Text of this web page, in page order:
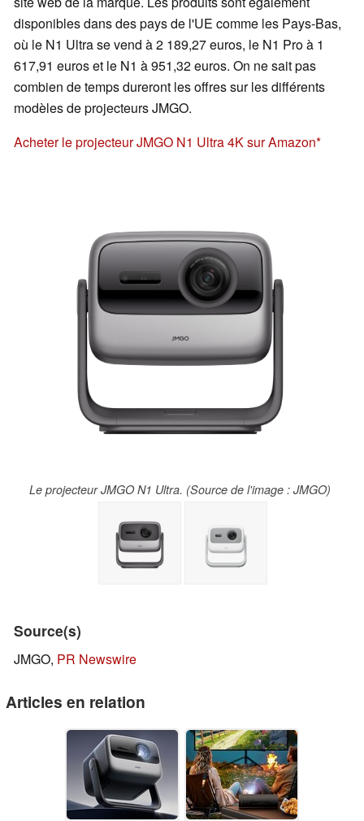
disponibles dans des pays de l'UE comme les Pays-Bas,
où le N1 Ultra se vend à 2 189,27 euros, le N1 Pro à 1
617,91 euros et le N1 à 951,32 euros. On ne sait pas
combien de temps dureront les offres sur les différents
modèles de projecteurs JMGO.
Acheter le projecteur JMGO N1 Ultra 4K sur Amazon
Le projecteur JMGO N1 Ultra. (Source de l'image : JMGO)
Source(s)
JMGO, PR Newswire
Articles en relation